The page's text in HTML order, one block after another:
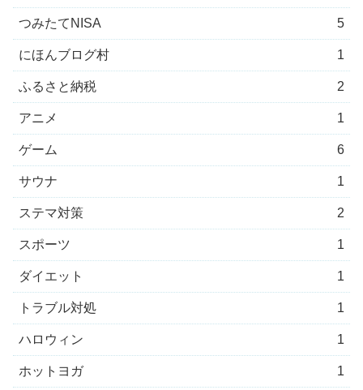
つみたてNISA 5
にほんブログ村 1
ふるさと納税 2
アニメ 1
ゲーム 6
サウナ 1
ステマ対策 2
スポーツ 1
ダイエット 1
トラブル対処 1
ハロウィン 1
ホットヨガ 1